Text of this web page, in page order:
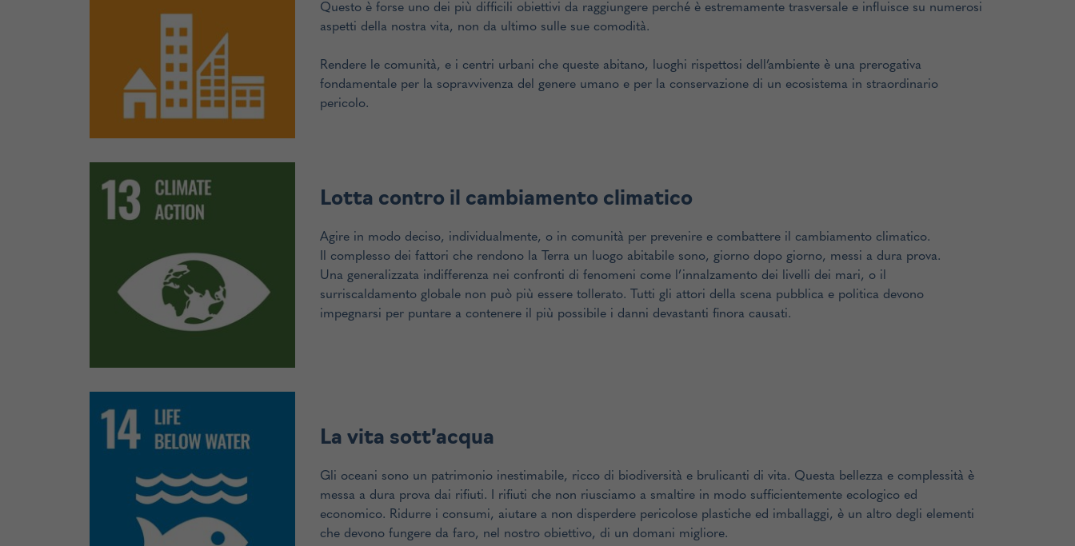
Questo è forse uno dei più difficili obiettivi da raggiungere perché è estremamente trasversale e influisce su numerosi
aspetti della nostra vita, non da ultimo sulle sue comodità.
Rendere le comunità, e i centri urbani che queste abitano, luoghi rispettosi dell’ambiente è una prerogativa
fondamentale per la sopravvivenza del genere umano e per la conservazione di un ecosistema in straordinario
pericolo.
Lotta contro il cambiamento climatico
Agire in modo deciso, individualmente, o in comunità per prevenire e combattere il cambiamento climatico.
Il complesso dei fattori che rendono la Terra un luogo abitabile sono, giorno dopo giorno, messi a dura prova.
Una generalizzata indifferenza nei confronti di fenomeni come l’innalzamento dei livelli dei mari, o il
surriscaldamento globale non può più essere tollerato. Tutti gli attori della scena pubblica e politica devono
impegnarsi per puntare a contenere il più possibile i danni devastanti finora causati.
La vita sott’acqua
Gli oceani sono un patrimonio inestimabile, ricco di biodiversità e brulicanti di vita. Questa bellezza e complessità è
messa a dura prova dai rifiuti. I rifiuti che non riusciamo a smaltire in modo sufficientemente ecologico ed
economico. Ridurre i consumi, aiutare a non disperdere pericolose plastiche ed imballaggi, è un altro degli elementi
che devono fungere da faro, nel nostro obiettivo, di un domani migliore.